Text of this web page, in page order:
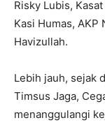
Risky Lubis,
Kasi Humas, AKP
Havizullah.
Lebih jauh, sejak
Timsus Jaga,
menanggulangi